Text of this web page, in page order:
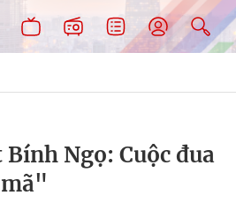
Ngọ: Cuộc đua